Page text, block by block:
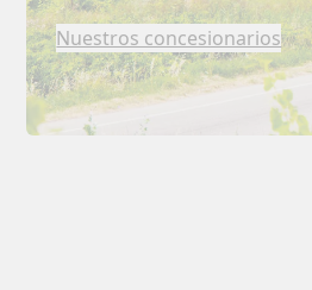
Nuestros concesionarios